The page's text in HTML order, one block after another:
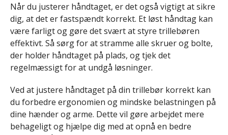
Når du justerer håndtaget, er det også vigtigt at sikre
dig, at det er fastspændt korrekt. Et løst håndtag kan
være farligt og gøre det svært at styre trillebøren
effektivt. Så sørg for at stramme alle skruer og bolte,
der holder håndtaget på plads, og tjek det
regelmæssigt for at undgå løsninger.
Ved at justere håndtaget på din trillebør korrekt kan
du forbedre ergonomien og mindske belastningen på
dine hænder og arme. Dette vil gøre arbejdet mere
behageligt og hjælpe dig med at opnå en bedre